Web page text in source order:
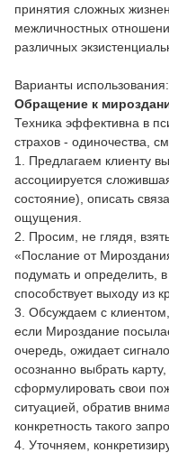
принятия сложных
межличностных
различных
Варианты использования:
Обращение к
Техника эффективна в
страхов - одиночества,
1. Предлагаем клиенту
ассоциируется
состояние), описать
ощущения.
2. Просим, не глядя,
«Послание от
подумать и определить,
способствует выходу из
3. Обсуждаем с
если Мироздание
очередь, ожидает
осознанно выбрать
сформулировать свои
ситуацией, обратив
конкретность такого
4. Уточняем,